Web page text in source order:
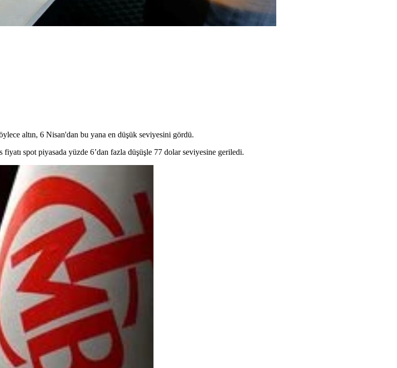
altın, 6 Nisan'dan bu yana en düşük seviyesini gördü.
spot piyasada yüzde 6’dan fazla düşüşle 77 dolar seviyesine geriledi.